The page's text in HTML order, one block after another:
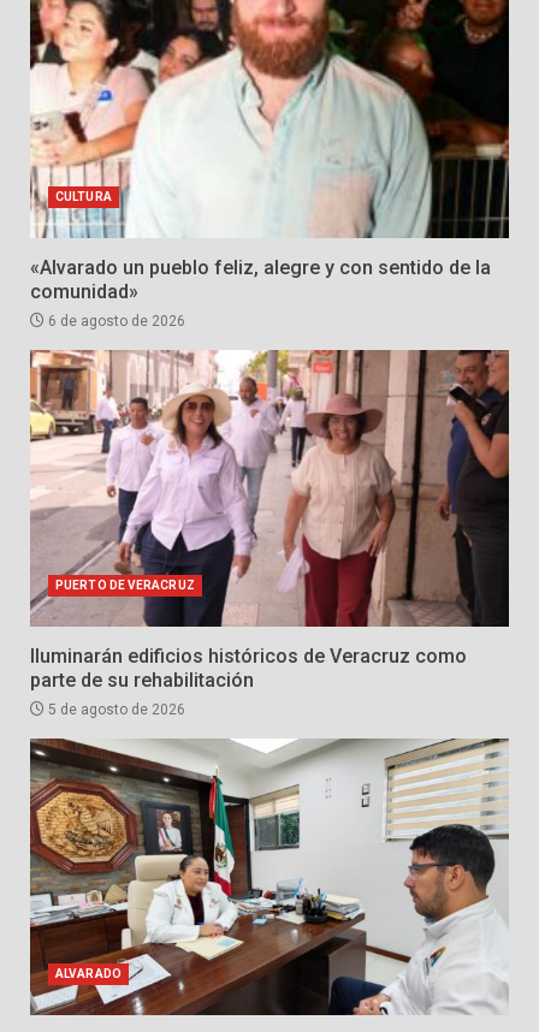
CULTURA
«Alvarado un pueblo feliz, alegre y con sentido de la
comunidad»
6 de agosto de 2026
PUERTO DE VERACRUZ
Iluminarán edificios históricos de Veracruz como
parte de su rehabilitación
5 de agosto de 2026
ALVARADO